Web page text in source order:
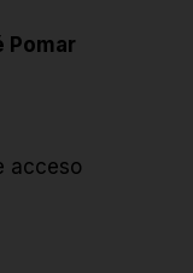
Pomar
acceso